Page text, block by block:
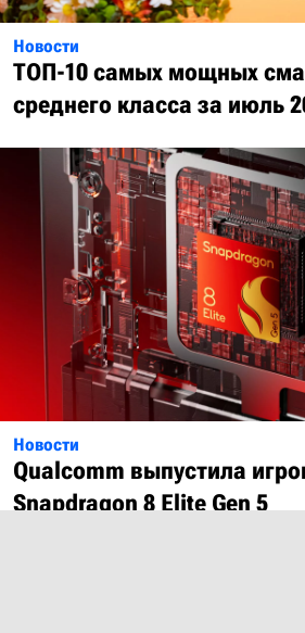
Новости
ТОП-10 самых мощных
среднего класса за июль
Новости
Qualcomm выпустила
Snapdragon 8 Elite Gen 5